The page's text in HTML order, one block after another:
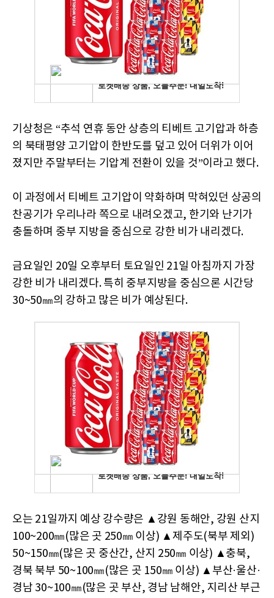
기상청은 “추석 연휴 동안 상층의 티베트 고기압과 하층
의 북태평양 고기압이 한반도를 덮고 있어 더위가 이어
졌지만 주말부터는 기압계 전환이 있을 것”이라고 했다.
이 과정에서 티베트 고기압이 약화하며 막혀있던 상공의
찬공기가 우리나라 쪽으로 내려오겠고, 한기와 난기가
충돌하며 중부 지방을 중심으로 강한 비가 내리겠다.
금요일인 20일 오후부터 토요일인 21일 아침까지 가장
강한 비가 내리겠다. 특히 중부지방을 중심으론 시간당
30~50㎜의 강하고 많은 비가 예상된다.
오는 21일까지 예상 강수량은 ▲강원 동해안, 강원 산지
100~200㎜(많은 곳 250㎜ 이상) ▲제주도(북부 제외)
50~150㎜(많은 곳 중산간, 산지 250㎜ 이상) ▲충북,
경북 북부 50~100㎜(많은 곳 150㎜ 이상) ▲부산·울산·
경남 30~100㎜(많은 곳 부산, 경남 남해안, 지리산 부근